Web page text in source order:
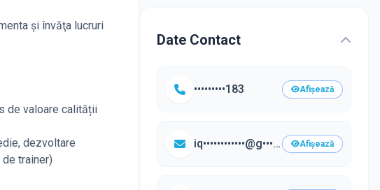
şi învăţa lucruri
de valoare calității
dezvoltare
trainer)
Date Contact
•••••••••183 Afișează
iq••••••••••••@g••••.comAfișează